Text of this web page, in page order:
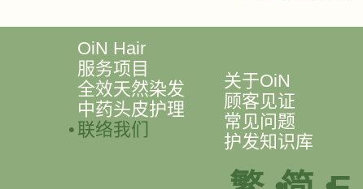
OiN Hair
服务项目
全效天然染发
中药头皮护理
联络我们
关于OiN
顾客见证
常见问题
护发知识库